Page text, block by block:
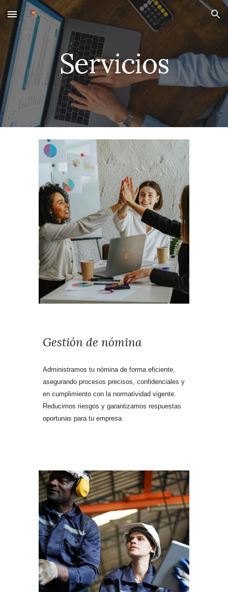
Skip to main content Skip to navigation
Servicios
Gestión de nómina
Administramos tu nómina de forma eficiente,
asegurando procesos precisos, confidenciales y
en cumplimiento con la normatividad vigente.
Reducimos riesgos y garantizamos respuestas
oportunas para tu empresa.